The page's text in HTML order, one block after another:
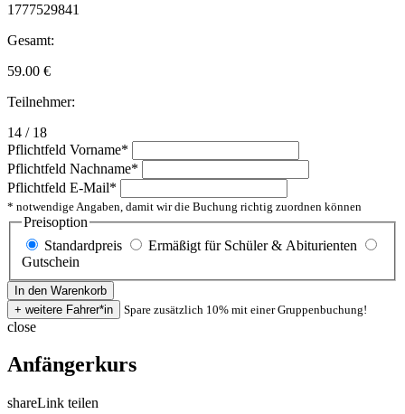
1777529841
Gesamt:
59.00 €
Teilnehmer:
14 / 18
Pflichtfeld Vorname*
Pflichtfeld Nachname*
Pflichtfeld E-Mail*
* notwendige Angaben, damit wir die Buchung richtig zuordnen können
Preisoption
Standardpreis
Ermäßigt für Schüler & Abiturienten
Gutschein
Spare zusätzlich 10% mit einer Gruppenbuchung!
close
Anfängerkurs
shareLink teilen